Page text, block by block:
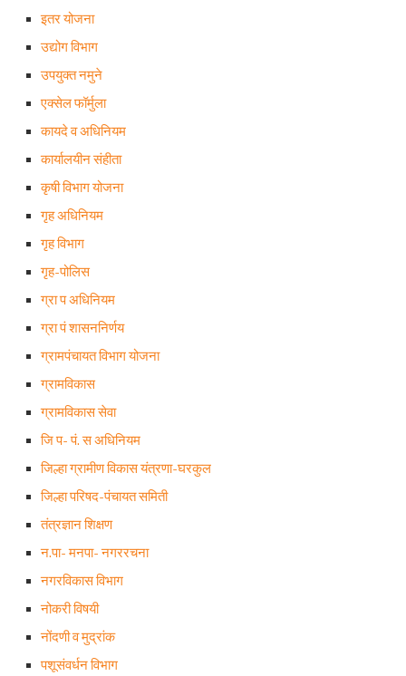
इतर योजना
उद्योग विभाग
उपयुक्त नमुने
एक्सेल फॉर्मुला
कायदे व अधिनियम
कार्यालयीन संहीता
कृषी विभाग योजना
गृह अधिनियम
गृह विभाग
गृह-पोलिस
ग्रा प अधिनियम
ग्रा पं शासननिर्णय
ग्रामपंचायत विभाग योजना
ग्रामविकास
ग्रामविकास सेवा
जि प- पं. स अधिनियम
जिल्हा ग्रामीण विकास यंत्रणा-घरकुल
जिल्हा परिषद-पंचायत समिती
तंत्रज्ञान शिक्षण
न.पा- मनपा- नगररचना
नगरविकास विभाग
नोकरी विषयी
नोंदणी व मुद्रांक
पशूसंवर्धन विभाग